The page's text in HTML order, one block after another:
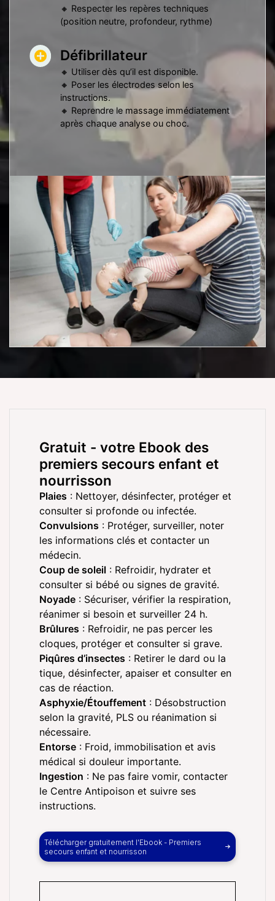
🔸 Respecter les repères techniques
(position neutre, profondeur, rythme)
Défibrillateur
🔸 Utiliser dès qu’il est disponible.
🔸 Poser les électrodes selon les
instructions.
🔸 Reprendre le massage immédiatement
après chaque analyse ou choc.
Gratuit - votre Ebook des
premiers secours enfant et
nourrisson
Plaies : Nettoyer, désinfecter, protéger et
consulter si profonde ou infectée.
Convulsions : Protéger, surveiller, noter
les informations clés et contacter un
médecin.
Coup de soleil : Refroidir, hydrater et
consulter si bébé ou signes de gravité.
Noyade : Sécuriser, vérifier la respiration,
réanimer si besoin et surveiller 24 h.
Brûlures : Refroidir, ne pas percer les
cloques, protéger et consulter si grave.
Piqûres d’insectes : Retirer le dard ou la
tique, désinfecter, apaiser et consulter en
cas de réaction.
Asphyxie/Étouffement : Désobstruction
selon la gravité, PLS ou réanimation si
nécessaire.
Entorse : Froid, immobilisation et avis
médical si douleur importante.
Ingestion : Ne pas faire vomir, contacter
le Centre Antipoison et suivre ses
instructions.
Télécharger gratuitement l'Ebook - Premiers
secours enfant et nourrisson